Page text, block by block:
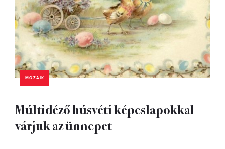
MOZAIK
Múltidéző húsvéti képeslapokkal
várjuk az ünnepet